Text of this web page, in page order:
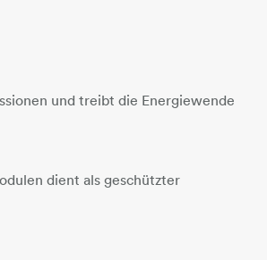
und treibt die Energiewende
dient als geschützter